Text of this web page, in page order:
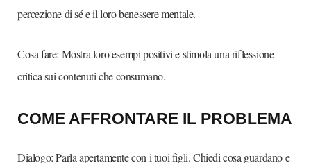
percezione di sé e il loro benessere mentale.
Cosa fare: Mostra loro esempi positivi e stimola una riflessione
critica sui contenuti che consumano.
COME AFFRONTARE IL PROBLEMA
Dialogo: Parla apertamente con i tuoi figli. Chiedi cosa guardano e